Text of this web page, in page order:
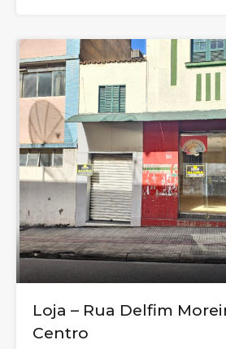
Loja – Rua Delfim
Centro